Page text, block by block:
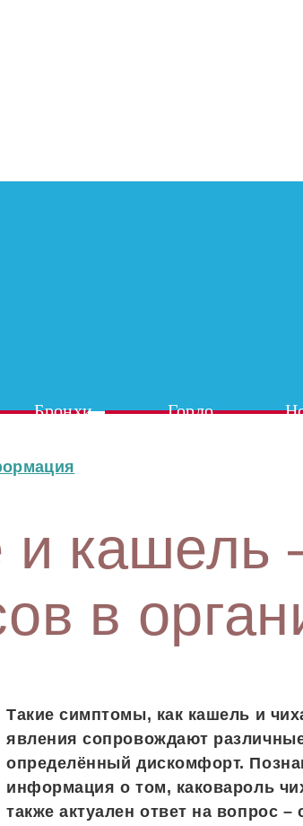
Бронхи Горло
кашель
в
Такие симптомы, как кашель и
явления сопровождают
определённый дискомфорт.
информация о том, каковароль
также актуален ответ на вопрос